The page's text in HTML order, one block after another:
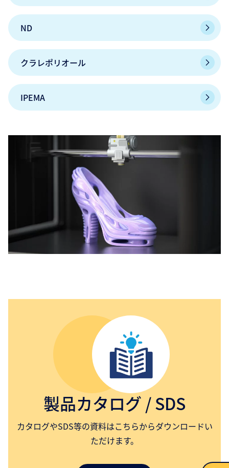
ND
クラレポリオール
IPEMA
製品カタログ / SDS
カタログやSDS等の資料はこちらからダウンロードい
ただけます。